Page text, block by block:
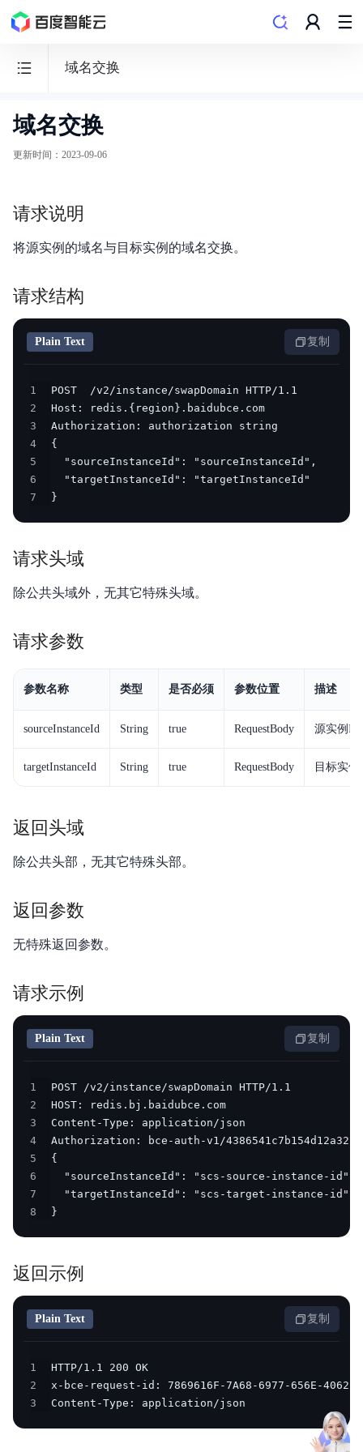
域名交换
云
数
Redis
产品概述
操作指南
SDK
Redis使用命令说明
最佳实践
视频专区
版本说明
域名交换
更新时间 ： 2023-09-06
请求说明
将源实例的域名与目标实例的域名交换。
请求结构
Plain Text 复制
1
2
3
4
5
6
7
}
请求头域
除公共头域外，无其它特殊头域。
请求参数
参数名称 类型 是否必须 参数位置 描述
sourceInstanceId String true RequestBody 源实例ID
targetInstanceId String true RequestBody 目标实例
返回头域
除公共头部，无其它特殊头部。
返回参数
无特殊返回参数。
请求示例
Plain Text 复制
1
2
3
4
5
6
7
8
}
返回示例
Plain Text 复制
1
2
3
Content-Type: application/json